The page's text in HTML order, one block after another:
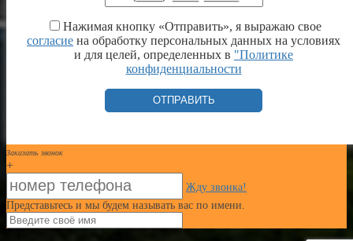
Нажимая кнопку «Отправить», я выражаю свое
согласие на обработку персональных данных на условиях
и для целей, определенных в "Политике
конфиденциальности
Заказать звонок
+
Жду звонка!
Представьтесь и мы будем называть вас по имени.